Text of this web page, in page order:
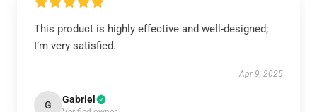
This product is highly effective and well-designed;
I’m very satisfied.
Apr 9, 2025
G Gabriel